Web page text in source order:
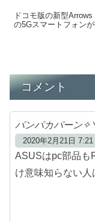
ドコモ版の新型
の5Gスマートフォン
コメント
パンパカパーン✧
2020年2月21日 7:21
ASUSはpc部品も
け意味知らない人